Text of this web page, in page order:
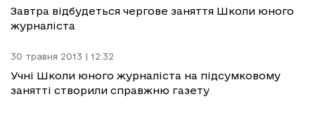
Завтра відбудеться чергове заняття Школи юного
журналіста
30 травня 2013 | 12:32
Учні Школи юного журналіста на підсумковому
занятті створили справжню газету